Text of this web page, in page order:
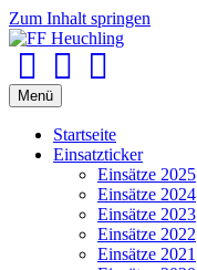
Zum Inhalt springen
Menü
Startseite
Einsatzticker
Einsätze 2025
Einsätze 2024
Einsätze 2023
Einsätze 2022
Einsätze 2021